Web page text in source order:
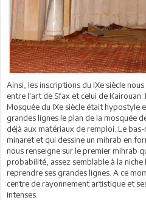
Ainsi, les inscriptions du IXe siècle
entre l'art de Sfax et celui de
Mosquée du IXe siècle était hypostyle
grandes lignes le plan de la mosquée
déjà aux matériaux de remploi. Le
minaret et qui dessine un mihrab en
nous renseigne sur le premier mihrab
probabilité, assez semblable à la
reprendre ses grandes lignes. A ce
centre de rayonnement artistique et
intenses.